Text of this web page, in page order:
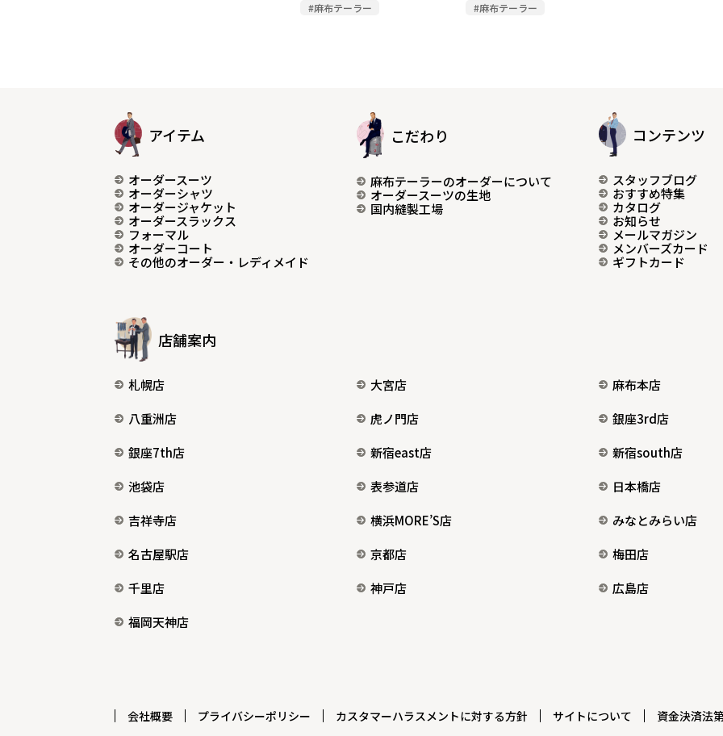
#麻布テーラー
#麻布テーラー
アイテム
オーダースーツ
オーダーシャツ
オーダージャケット
オーダースラックス
フォーマル
オーダーコート
その他のオーダー・レディメイド
こだわり
麻布テーラーのオーダーについて
オーダースーツの生地
国内縫製工場
コンテンツ
スタッフブログ
おすすめ特集
カタログ
お知らせ
メールマガジン
メンバーズカード
ギフトカード
店舗案内
札幌店 大宮店 麻布本店
八重洲店
虎ノ門店 銀座3rd店
銀座7th店
新宿east店 新宿south店
池袋店
表参道店 日本橋店
吉祥寺店
横浜MORE’S店 みなとみらい店
名古屋駅店
京都店 梅田店
千里店
神戸店 広島店
福岡天神店
会社概要 プライバシーポリシー カスタマーハラスメントに対する方針 サイトについて 資金決済法